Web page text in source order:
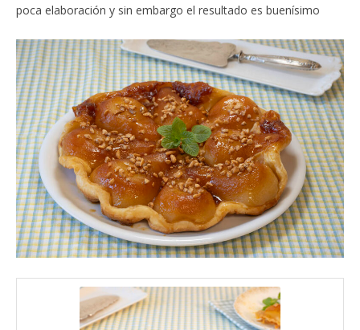
poca elaboración y sin embargo el resultado es buenísimo